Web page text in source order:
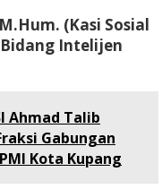
(Kasi Sosial
Intelijen
Ahmad Talib
Gabungan
Kota Kupang